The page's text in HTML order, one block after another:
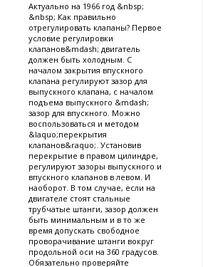
Актуально на 1966 год &nbsp;
&nbsp; Как правильно
отрегулировать клапаны? Первое
условие регулировки
клапанов&mdash; двигатель
должен быть холодным. С
началом закрытия впускного
клапана регулируют зазор для
выпускного клапана, с началом
подъема выпускного &mdash;
зазор для впускного. Можно
воспользоваться и методом
&laquo;перекрытия
клапанов&raquo;. Установив
перекрытие в правом цилиндре,
регулируют зазоры выпускного и
впускного клапанов в левом. И
наоборот. В том случае, если на
двигателе стоят стальные
трубчатые штанги, зазор должен
быть минимальным и в то же
время допускать свободное
проворачивание штанги вокруг
продольной оси на 360 градусов.
Обязательно проверяйте